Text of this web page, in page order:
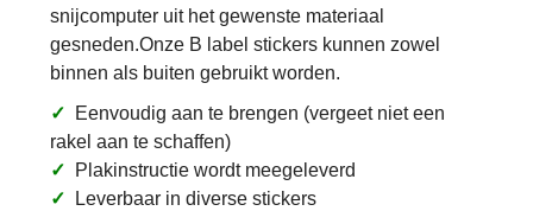
snijcomputer uit het gewenste materiaal
gesneden.Onze B label stickers kunnen zowel
binnen als buiten gebruikt worden.
✓ Eenvoudig aan te brengen (vergeet niet een
rakel aan te schaffen)
✓ Plakinstructie wordt meegeleverd
✓ Leverbaar in diverse stickers